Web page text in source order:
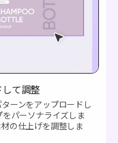
て調整
ーンをアップロードし
パーソナライズしま
の仕上げを調整しま